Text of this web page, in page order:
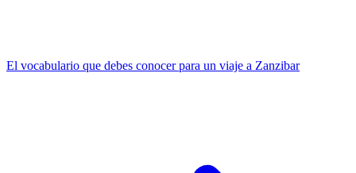
El vocabulario que debes conocer para un viaje a Zanzibar